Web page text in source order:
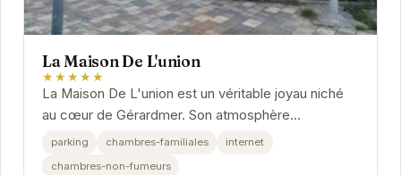
La Maison De L'union
★★★★★
La Maison De L'union est un véritable joyau niché
au cœur de Gérardmer. Son atmosphère
chaleureuse et son charme authentique vous
parking chambres-familiales
internet
chambres-non-fumeurs